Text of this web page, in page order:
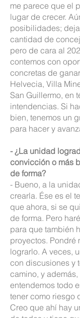
me parece que el
lugar de crecer.
posibilidades;
cantidad de
pero de cara al
contemos con
concretas de
Helvecia, Villa
San Guillermo, en
intendencias. Si
bien, tenemos un
para hacer y
- ¿La unidad
convicción o más
de forma?
- Bueno, a la
crearla. Ése es el
que ahora, si se
de forma. Pero
para que también
proyectos. Pondré
lograrlo. A veces,
con discusiones y
camino, y
entendemos todo
tener como riesgo
Creo que ahí hay